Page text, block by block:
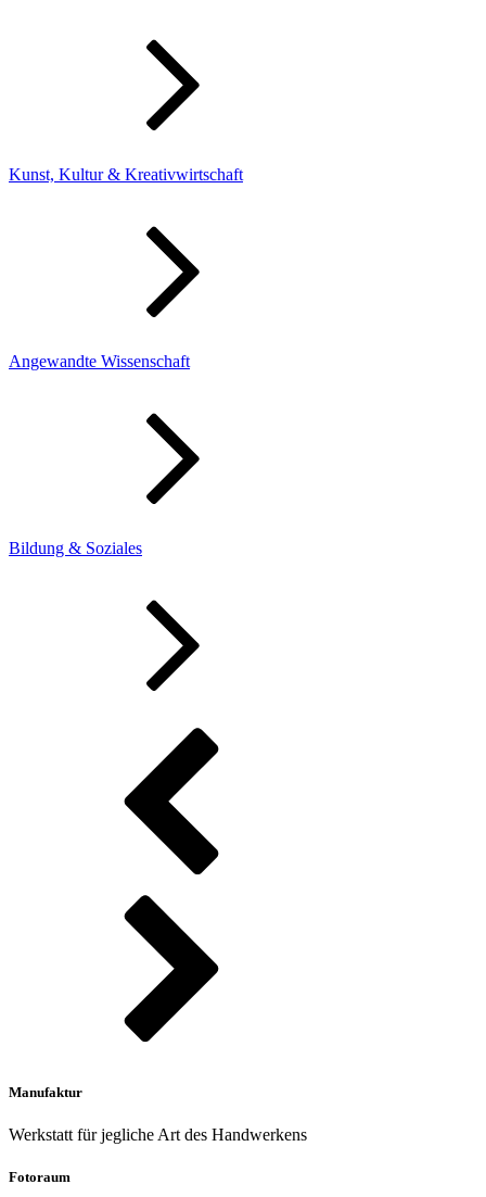
Kunst, Kultur & Kreativwirtschaft
Angewandte Wissenschaft
Bildung & Soziales
Manufaktur
Werkstatt für jegliche Art des Handwerkens
Fotoraum